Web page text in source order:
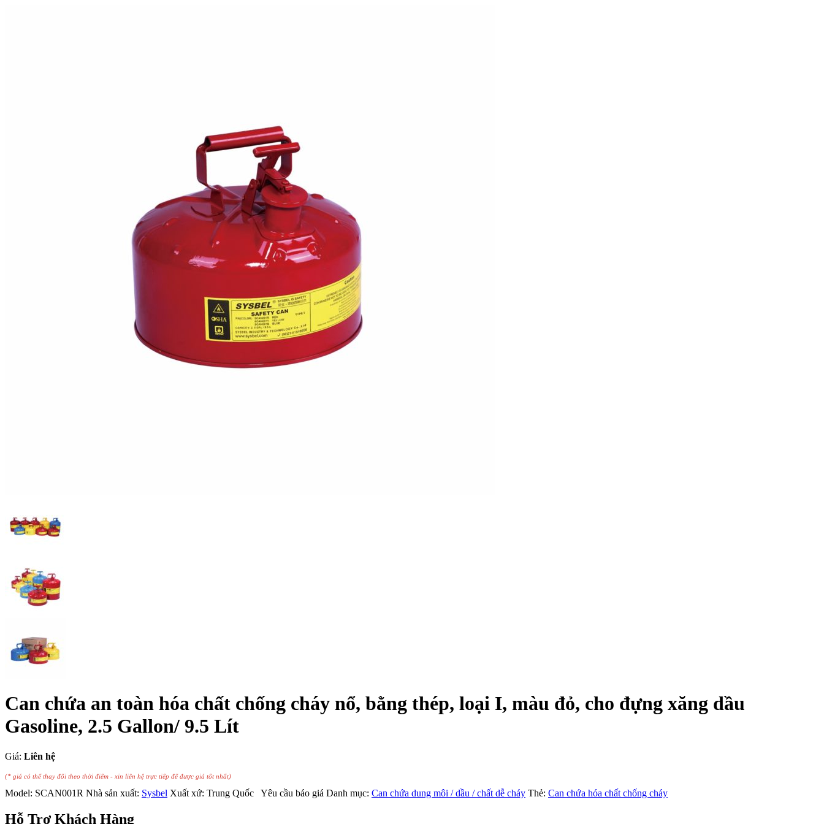
Can chứa an toàn hóa chất chống cháy nổ, bằng thép, loại I, màu đỏ, cho đựng xăng dầu
Gasoline, 2.5 Gallon/ 9.5 Lít
Giá: Liên hệ
(* giá có thể thay đổi theo thời điểm - xin liên hệ trực tiếp để được giá tốt nhất)
Model: SCAN001R Nhà sản xuất: Sysbel Xuất xứ: Trung Quốc Yêu cầu báo giá Danh mục: Can chứa dung môi / dầu / chất dễ cháy Thẻ: Can chứa hóa chất chống cháy
Hỗ Trợ Khách Hàng